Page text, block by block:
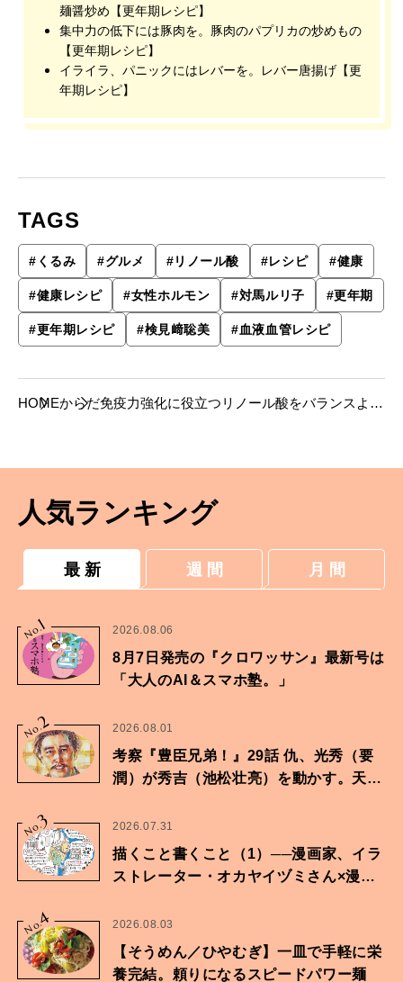
麺醤炒め【更年期レシピ】
集中力の低下には豚肉を。豚肉のパプリカの炒めもの
【更年期レシピ】
イライラ、パニックにはレバーを。レバー唐揚げ【更
年期レシピ】
TAGS
# くるみ #グルメ #リノール酸 #レシピ #健康
#健康レシピ #女性ホルモン #対馬ルリ子 #更年期
#更年期レシピ #検見﨑聡美 #血液血管レシピ
HOMEからだ免疫力強化に役立つリノール酸をバランスよく
人気ランキング
最 新 週 間 月 間
No.
1 2026.08.06
8月7日発売の『クロワッサン』最新号は
「大人のAI＆スマホ塾。」
No.2 2026.08.01
考察『豊臣兄弟！』29話 仇、光秀（要
潤）が秀吉（池松壮亮）を動かす。天下
No.3 2026.07.31
描くこと書くこと（1）──漫画家、イラ
ストレーター・オカヤイヅミさん×漫画
No.
4 2026.08.03
【そうめん／ひやむぎ】一皿で手軽に栄
養完結。頼りになるスピードパワー麺